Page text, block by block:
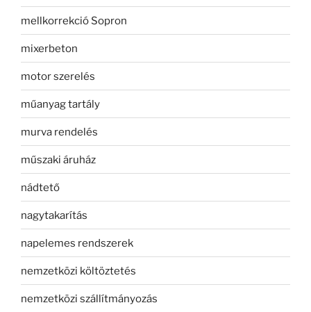
mellkorrekció Sopron
mixerbeton
motor szerelés
műanyag tartály
murva rendelés
műszaki áruház
nádtető
nagytakarítás
napelemes rendszerek
nemzetközi költöztetés
nemzetközi szállítmányozás